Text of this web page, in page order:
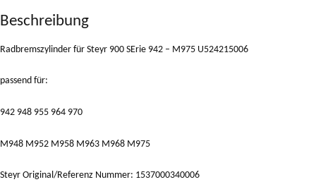
Beschreibung
Radbremszylinder für Steyr 900 SErie 942 – M975 U524215006
passend für:
942 948 955 964 970
M948 M952 M958 M963 M968 M975
Steyr Original/Referenz Nummer: 1537000340006